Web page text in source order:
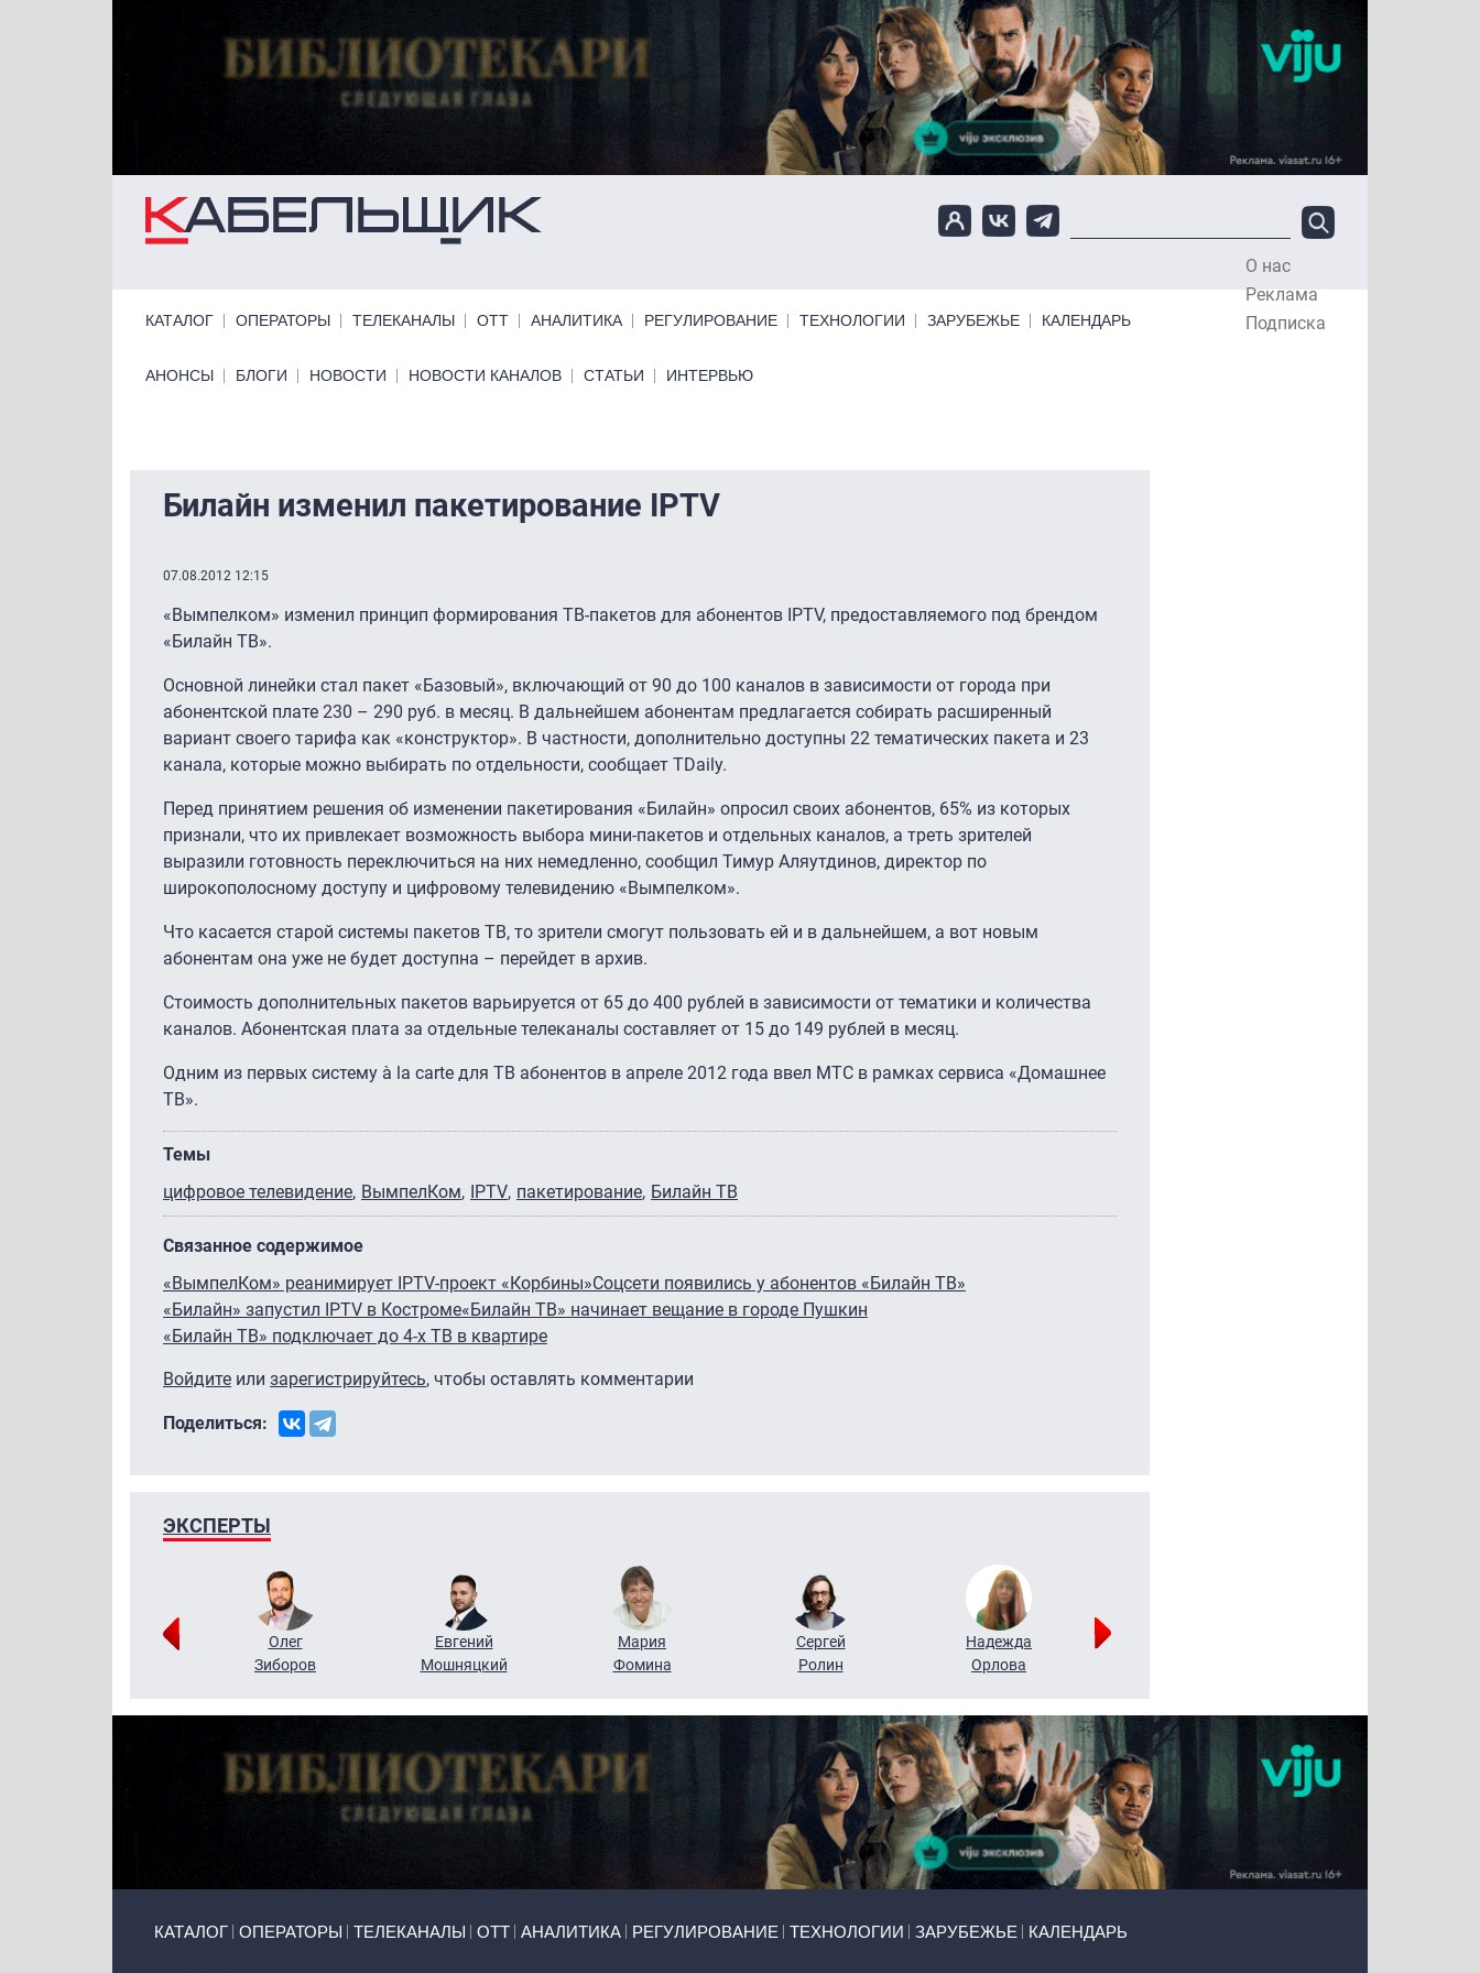
О нас
Реклама
Подписка
КАТАЛОГ ОПЕРАТОРЫ ТЕЛЕКАНАЛЫ ОТТ АНАЛИТИКА РЕГУЛИРОВАНИЕ ТЕХНОЛОГИИ ЗАРУБЕЖЬЕ КАЛЕНДАРЬ
Primary links bottom
АНОНСЫ БЛОГИ НОВОСТИ НОВОСТИ КАНАЛОВ СТАТЬИ ИНТЕРВЬЮ
Билайн изменил пакетирование IPTV
07.08.2012 12:15
«Вымпелком» изменил принцип формирования ТВ-пакетов для абонентов IPTV, предоставляемого под брендом
«Билайн ТВ».
Основной линейки стал пакет «Базовый», включающий от 90 до 100 каналов в зависимости от города при
абонентской плате 230 – 290 руб. в месяц. В дальнейшем абонентам предлагается собирать расширенный
вариант своего тарифа как «конструктор». В частности, дополнительно доступны 22 тематических пакета и 23
канала, которые можно выбирать по отдельности, сообщает TDaily.
Перед принятием решения об изменении пакетирования «Билайн» опросил своих абонентов, 65% из которых
признали, что их привлекает возможность выбора мини-пакетов и отдельных каналов, а треть зрителей
выразили готовность переключиться на них немедленно, сообщил Тимур Аляутдинов, директор по
широкополосному доступу и цифровому телевидению «Вымпелком».
Что касается старой системы пакетов ТВ, то зрители смогут пользовать ей и в дальнейшем, а вот новым
абонентам она уже не будет доступна – перейдет в архив.
Стоимость дополнительных пакетов варьируется от 65 до 400 рублей в зависимости от тематики и количества
каналов. Абонентская плата за отдельные телеканалы составляет от 15 до 149 рублей в месяц.
Одним из первых систему à la carte для ТВ абонентов в апреле 2012 года ввел МТС в рамках сервиса «Домашнее
ТВ».
Темы
цифровое телевидение ВымпелКом IPTV пакетирование Билайн ТВ
Связанное содержимое
«ВымпелКом» реанимирует IPTV-проект «Корбины»Соцсети появились у абонентов «Билайн ТВ»
«Билайн» запустил IPTV в Костроме«Билайн ТВ» начинает вещание в городе Пушкин
«Билайн ТВ» подключает до 4-х ТВ в квартире
Войдите или зарегистрируйтесь, чтобы оставлять комментарии
Поделиться:
ЭКСПЕРТЫ
Олег
Зиборов
Евгений
Мошняцкий
Мария
Фомина
Сергей
Ролин
Надежда
Орлова
КАТАЛОГ ОПЕРАТОРЫ ТЕЛЕКАНАЛЫ ОТТ АНАЛИТИКА РЕГУЛИРОВАНИЕ ТЕХНОЛОГИИ ЗАРУБЕЖЬЕ КАЛЕНДАРЬ